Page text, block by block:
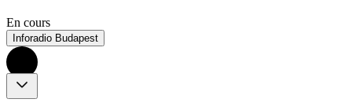
En cours
Inforadio Budapest